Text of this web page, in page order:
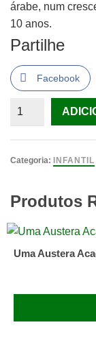
árabe, num
10 anos.
Partilhe
Facebook
Quantidade
Segredo
Egípcio
Volume
de
Moutinho
Categoria: INFANTIL
Produtos
Uma Austera